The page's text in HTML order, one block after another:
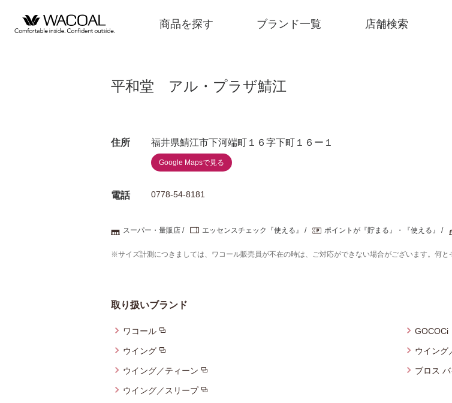
商品を探す ブランド一覧 店舗検索
ブランド一覧
店舗検索
新着情報
お知らせ
ワコールウェブストア
公式アプリ
SNSアカウン
お問い合わせ
平和堂 アル・プラザ鯖江
住所 福井県鯖江市下河端町１６字下町１６ー１
Google Mapsで見る
電話 0778-54-8181
スーパー・量販店 エッセンスチェック『使える』 ポイントが『貯まる』・『使える』
※サイズ計測につきましては、ワコール販売員が不在の時は、ご対応ができない場合がございます。何と
取り扱いブランド
ワコール GOCOCi
ウイング ウイング
ウイング／ティーン ブロス
ウイング／スリープ